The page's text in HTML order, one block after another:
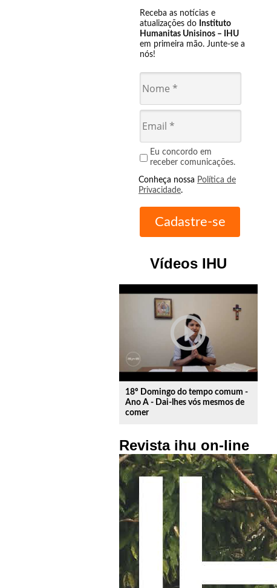
Receba as notícias e
atualizações do Instituto
Humanitas Unisinos – IHU
em primeira mão. Junte-se a
nós!
Eu concordo em
receber comunicações.
Conheça nossa Política de
Privacidade.
Vídeos IHU
play_circle_outline
18º Domingo do tempo comum -
Ano A - Dai-lhes vós mesmos de
comer
Revista ihu on-line